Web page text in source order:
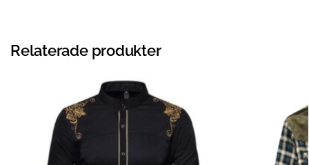
Relaterade produkter